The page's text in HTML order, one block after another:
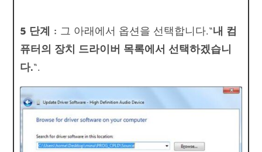
5 단계 : 그 아래에서 옵션을 선택합니다.“내 컴
퓨터의 장치 드라이버 목록에서 선택하겠습니
다.“.